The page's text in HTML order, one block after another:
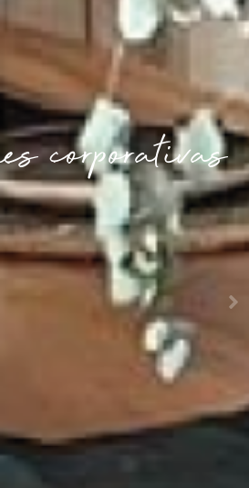
corporativas